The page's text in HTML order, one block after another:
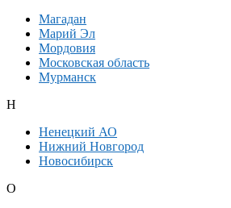
Магадан
Марий Эл
Мордовия
Московская область
Мурманск
Н
Ненецкий АО
Нижний Новгород
Новосибирск
О